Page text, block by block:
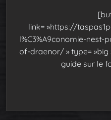
link= »https://
l%C3%A9conomie-
of-draenor/ » type= »big
guide sur le